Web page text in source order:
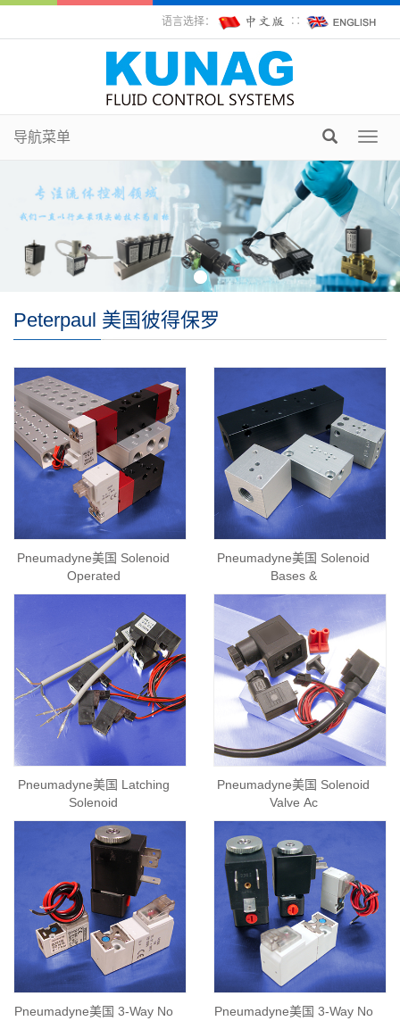
语言选择： ∷
导航菜单
Peterpaul 美国彼得保罗
Pneumadyne美国 Solenoid
Operated
Pneumadyne美国 Solenoid
Bases &
Pneumadyne美国 Latching
Solenoid
Pneumadyne美国 Solenoid
Valve Ac
Pneumadyne美国 3-Way No
Pneumadyne美国 3-Way No